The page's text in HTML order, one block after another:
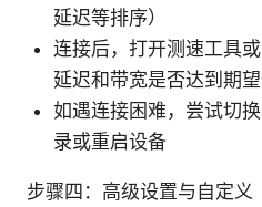
延迟等排序）
连接后，打开测速工具
延迟和带宽是否达到期
如遇连接困难，尝试切
录或重启设备
步骤四：高级设置与自定义